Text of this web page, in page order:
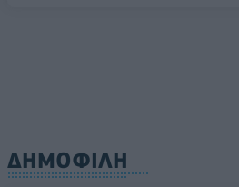
ΔΗΜΟΦΙΛΗ